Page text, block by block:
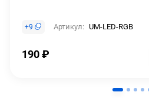
+9 Артикул: UM-LED-RGB
190₽